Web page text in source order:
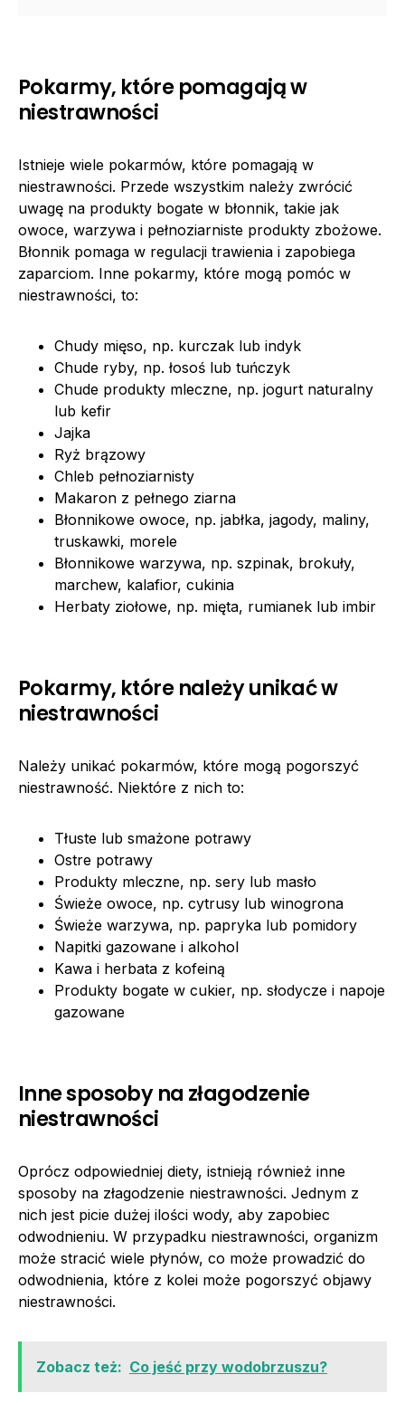
Pokarmy, które pomagają w
niestrawności
Istnieje wiele pokarmów, które pomagają w
niestrawności. Przede wszystkim należy zwrócić
uwagę na produkty bogate w błonnik, takie jak
owoce, warzywa i pełnoziarniste produkty zbożowe.
Błonnik pomaga w regulacji trawienia i zapobiega
zaparciom. Inne pokarmy, które mogą pomóc w
niestrawności, to:
Chudy mięso, np. kurczak lub indyk
Chude ryby, np. łosoś lub tuńczyk
Chude produkty mleczne, np. jogurt naturalny
lub kefir
Jajka
Ryż brązowy
Chleb pełnoziarnisty
Makaron z pełnego ziarna
Błonnikowe owoce, np. jabłka, jagody, maliny,
truskawki, morele
Błonnikowe warzywa, np. szpinak, brokuły,
marchew, kalafior, cukinia
Herbaty ziołowe, np. mięta, rumianek lub imbir
Pokarmy, które należy unikać w
niestrawności
Należy unikać pokarmów, które mogą pogorszyć
niestrawność. Niektóre z nich to:
Tłuste lub smażone potrawy
Ostre potrawy
Produkty mleczne, np. sery lub masło
Świeże owoce, np. cytrusy lub winogrona
Świeże warzywa, np. papryka lub pomidory
Napitki gazowane i alkohol
Kawa i herbata z kofeiną
Produkty bogate w cukier, np. słodycze i napoje
gazowane
Inne sposoby na złagodzenie
niestrawności
Oprócz odpowiedniej diety, istnieją również inne
sposoby na złagodzenie niestrawności. Jednym z
nich jest picie dużej ilości wody, aby zapobiec
odwodnieniu. W przypadku niestrawności, organizm
może stracić wiele płynów, co może prowadzić do
odwodnienia, które z kolei może pogorszyć objawy
niestrawności.
Zobacz też: Co jeść przy wodobrzuszu?